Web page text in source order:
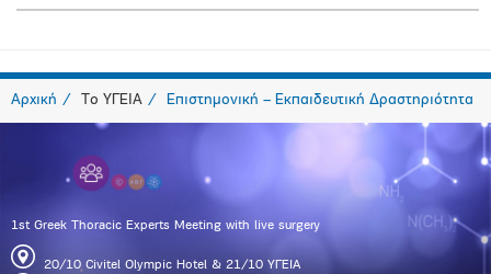
Αρχική Το ΥΓΕΙΑ Επιστημονική – Εκπαιδευτική Δραστηριότητα
1st Greek Thoracic Experts Meeting with live surgery
20/10 Civitel Olympic Hotel & 21/10 ΥΓΕΙΑ